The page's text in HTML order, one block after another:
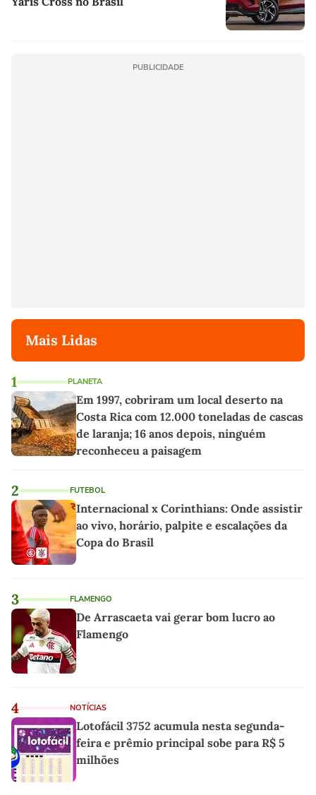
PUBLICIDADE
Mais Lidas
1 PLANETA
Em 1997, cobriram um local deserto na
Costa Rica com 12.000 toneladas de cascas
de laranja; 16 anos depois, ninguém
reconheceu a paisagem
2 FUTEBOL
Internacional x Corinthians: Onde assistir
ao vivo, horário, palpite e escalações da
Copa do Brasil
3 FLAMENGO
De Arrascaeta vai gerar bom lucro ao
Flamengo
4 NOTÍCIAS
Lotofácil 3752 acumula nesta segunda-
feira e prêmio principal sobe para R$ 5
milhões